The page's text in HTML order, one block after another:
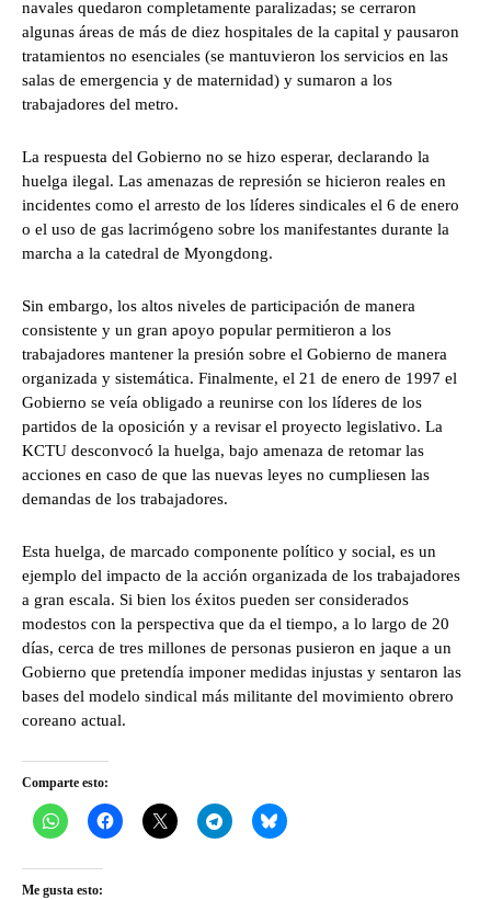
navales quedaron completamente paralizadas; se cerraron
algunas áreas de más de diez hospitales de la capital y pausaron
tratamientos no esenciales (se mantuvieron los servicios en las
salas de emergencia y de maternidad) y sumaron a los
trabajadores del metro.
La respuesta del Gobierno no se hizo esperar, declarando la
huelga ilegal. Las amenazas de represión se hicieron reales en
incidentes como el arresto de los líderes sindicales el 6 de enero
o el uso de gas lacrimógeno sobre los manifestantes durante la
marcha a la catedral de Myongdong.
Sin embargo, los altos niveles de participación de manera
consistente y un gran apoyo popular permitieron a los
trabajadores mantener la presión sobre el Gobierno de manera
organizada y sistemática. Finalmente, el 21 de enero de 1997 el
Gobierno se veía obligado a reunirse con los líderes de los
partidos de la oposición y a revisar el proyecto legislativo. La
KCTU desconvocó la huelga, bajo amenaza de retomar las
acciones en caso de que las nuevas leyes no cumpliesen las
demandas de los trabajadores.
Esta huelga, de marcado componente político y social, es un
ejemplo del impacto de la acción organizada de los trabajadores
a gran escala. Si bien los éxitos pueden ser considerados
modestos con la perspectiva que da el tiempo, a lo largo de 20
días, cerca de tres millones de personas pusieron en jaque a un
Gobierno que pretendía imponer medidas injustas y sentaron las
bases del modelo sindical más militante del movimiento obrero
coreano actual.
Comparte esto:
Me gusta esto: